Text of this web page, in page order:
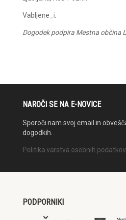
Vabljene_i.
Dogodek podpira Mestna občina
NAROČI SE NA E-NOVICE
Sporoči nam svoj email in
dogodkih.
Politika varstva osebnih podatkov
PODPORNIKI